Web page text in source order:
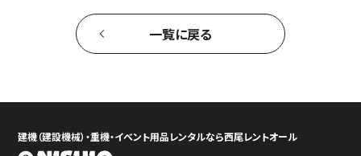
一覧に戻る
建機（建設機械）・重機・イベント用品レンタルなら西尾レントオール